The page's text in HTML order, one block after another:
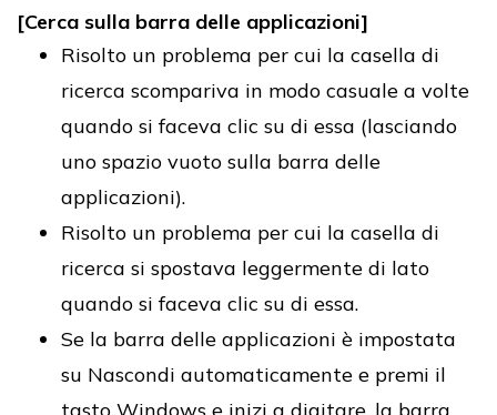
[Cerca sulla barra delle applicazioni]
Risolto un problema per cui la casella di
ricerca scompariva in modo casuale a volte
quando si faceva clic su di essa (lasciando
uno spazio vuoto sulla barra delle
applicazioni).
Risolto un problema per cui la casella di
ricerca si spostava leggermente di lato
quando si faceva clic su di essa.
Se la barra delle applicazioni è impostata
su Nascondi automaticamente e premi il